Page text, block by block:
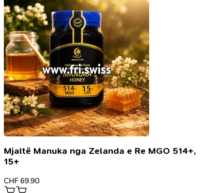
Mjaltë Manuka nga Zelanda e Re MGO 514+,
15+
CHF 69.90